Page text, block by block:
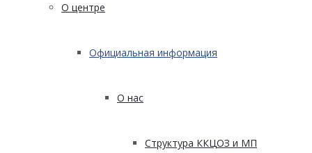
О центре
Официальная информация
О нас
Структура ККЦОЗ и МП